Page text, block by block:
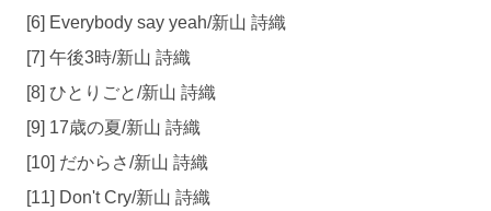
[6] Everybody say yeah/新山 詩織
[7] 午後3時/新山 詩織
[8] ひとりごと/新山 詩織
[9] 17歳の夏/新山 詩織
[10] だからさ/新山 詩織
[11] Don't Cry/新山 詩織